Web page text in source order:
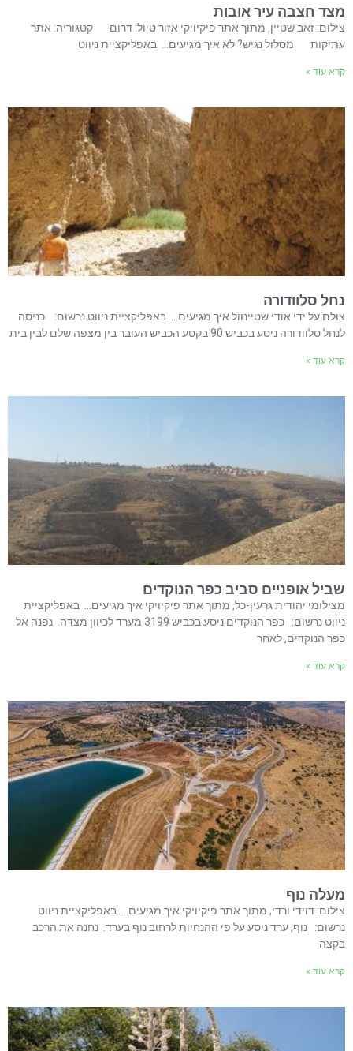
מצד חצבה עיר אובות
צילום: זאב שטיין, מתוך אתר פיקיויקי אזור טיול: דרום קטגוריה: אתר
עתיקות מסלול נגיש? לא איך מגיעים… באפליקציית ניווט
קרא עוד »
נחל סלוודורה
צולם על ידי אודי שטיינוול איך מגיעים… באפליקציית ניווט נרשום: כניסה
לנחל סלוודורה ניסע בכביש 90 בקטע הכביש העובר בין מצפה שלם לבין בית
קרא עוד »
שביל אופניים סביב כפר הנוקדים
מצילומי יהודית גרעין-כל, מתוך אתר פיקיויקי איך מגיעים… באפליקציית
ניווט נרשום: כפר הנוקדים ניסע בכביש 3199 מערד לכיוון מצדה. נפנה אל
כפר הנוקדים, לאחר
קרא עוד »
מעלה נוף
צילום: דוידי ורדי, מתוך אתר פיקיויקי איך מגיעים… באפליקציית ניווט
נרשום: נוף, ערד ניסע על פי ההנחיות לרחוב נוף בערד. נחנה את הרכב
בקצה
קרא עוד »